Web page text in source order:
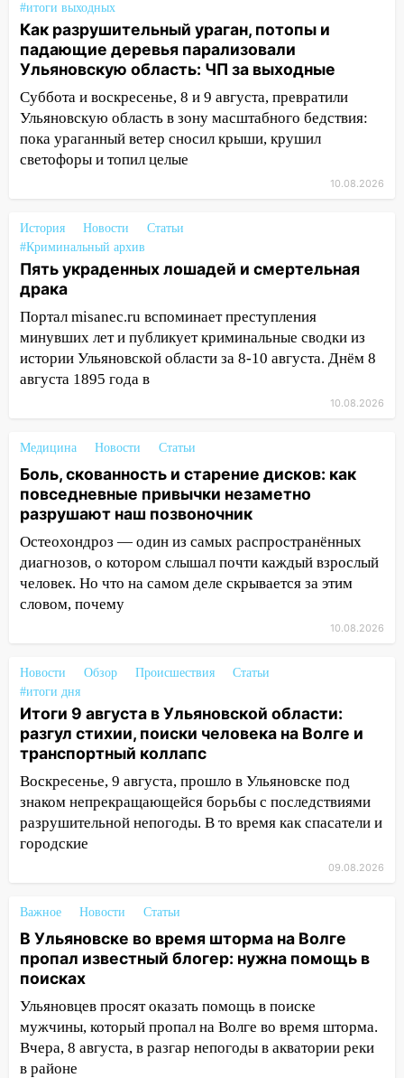
21:58 В Ульяновске около «нового»
моста утопили автомобиль «Вольво»
20:20 Итоги 9 августа в Ульяновской
области: разгул стихии, поиски
человека на Волге и транспортный
коллапс
19:43 Из-за ураганного ветра упали
деревья в парке «Победы»
Заволжье ульяновские спасатели
ликвидировали крупный пожар
17:15 Прогноз погоды на 10 августа в
Ульяновской области
16:00 В Ульяновске во время шторма на
Волге пропал известный блогер: нужна
помощь в поисках
Соцсети: на «Ауди» упало дерево
15:12
многоэтажке
14:18 Гинеколог рассказала о том, с
какими сложностями сталкиваются
молодые мамы
13:02 Соцсети: на улице Розы
Люксембург дерево упало на
новых начинаний: гороскоп для всех
знаков зодиака на неделю с 10 по 16
августа
13:00 На проспекте Тюленева в
Ульяновске образовалось «море»
12:57 В Ульяновской области ожидается
крупный град
Где есть бензин в Ульяновске 9
11:55
Соцсети: светофор упал на
машину во время сильного ливня в
Ульяновске
11:00 В Ульяновской области люди в
СНТ сидят без света
10:13
Прокуратура подвела итоги
недели в Ульяновской области
#итоги выходных
Как разрушительный ураган, потопы и
падающие деревья парализовали
Ульяновскую область: ЧП за выходные
Суббота и воскресенье, 8 и 9 августа, превратили
Ульяновскую область в зону масштабного бедствия:
пока ураганный ветер сносил крыши, крушил
светофоры и топил целые
10.08.2026
История Новости
Статьи
#Криминальный архив
Пять украденных лошадей и смертельная
драка
Портал misanec.ru вспоминает преступления
минувших лет и публикует криминальные сводки из
истории Ульяновской области за 8-10 августа. Днём 8
августа 1895 года в
10.08.2026
Медицина Новости Статьи
Боль, скованность и старение дисков: как
повседневные привычки незаметно
разрушают наш позвоночник
Остеохондроз — один из самых распространённых
диагнозов, о котором слышал почти каждый взрослый
человек. Но что на самом деле скрывается за этим
словом, почему
10.08.2026
Новости Обзор Происшествия
Статьи
#итоги дня
Итоги 9 августа в Ульяновской области:
разгул стихии, поиски человека на Волге и
транспортный коллапс
Воскресенье, 9 августа, прошло в Ульяновске под
знаком непрекращающейся борьбы с последствиями
разрушительной непогоды. В то время как спасатели и
городские
09.08.2026
Важное Новости Статьи
В Ульяновске во время шторма на Волге
пропал известный блогер: нужна помощь в
поисках
Ульяновцев просят оказать помощь в поиске
мужчины, который пропал на Волге во время шторма.
Вчера, 8 августа, в разгар непогоды в акватории реки
в районе